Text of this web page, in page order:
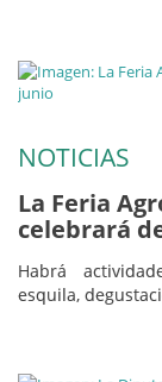
NOTICIAS
La Feria
celebrará
Habrá
esquila,